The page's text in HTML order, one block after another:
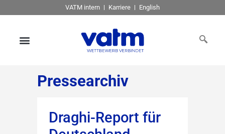
VATM intern Karriere English
Pressearchiv
Draghi-Report für